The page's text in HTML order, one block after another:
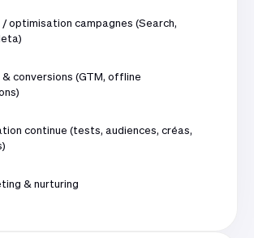
optimisation campagnes (Search,
& conversions (GTM, offline
continue (tests, audiences, créas,
& nurturing